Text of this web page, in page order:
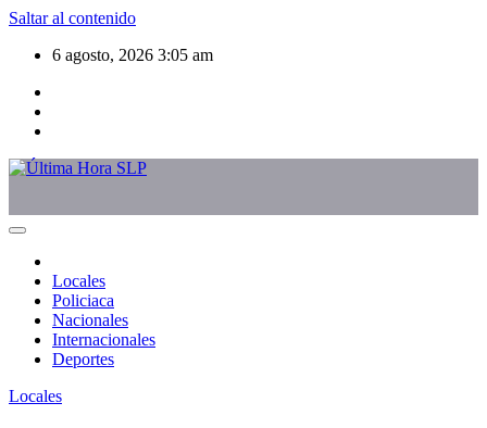
Saltar al contenido
6 agosto, 2026 3:05 am
Locales
Policiaca
Nacionales
Internacionales
Deportes
Locales